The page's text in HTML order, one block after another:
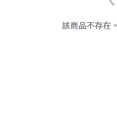
該商品不存在。